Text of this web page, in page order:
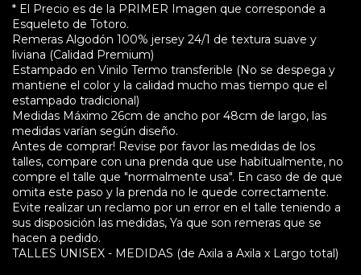
* El Precio es de la PRIMER Imagen que corresponde a
Esqueleto de Totoro.
Remeras Algodón 100% jersey 24/1 de textura suave y
liviana (Calidad Premium)
Estampado en Vinilo Termo transferible (No se despega y
mantiene el color y la calidad mucho mas tiempo que el
estampado tradicional)
Medidas Máximo 26cm de ancho por 48cm de largo, las
medidas varían según diseño.
Antes de comprar! Revise por favor las medidas de los
talles, compare con una prenda que use habitualmente, no
compre el talle que "normalmente usa". En caso de de que
omita este paso y la prenda no le quede correctamente.
Evite realizar un reclamo por un error en el talle teniendo a
sus disposición las medidas, Ya que son remeras que se
hacen a pedido.
TALLES UNISEX - MEDIDAS (de Axila a Axila x Largo total)